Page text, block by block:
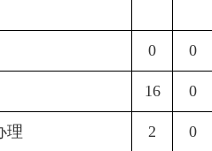
0 0
16 0
理 2 0